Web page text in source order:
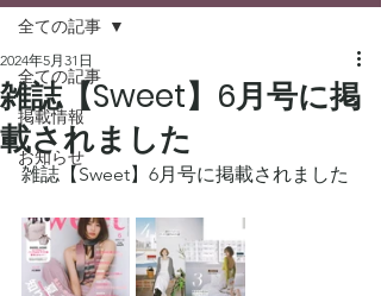
全ての記事
掲載情報
お知らせ
全ての記事
雑誌【Sweet】6月号に掲
載されました
2024年5月31日
雑誌【Sweet】6月号に掲載されました